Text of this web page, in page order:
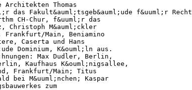
Thomas
das Fakult&auml;tsgeb&auml;ude f&uuml;r Recht
CH-Chur, f&uuml;r das
Christoph M&auml;ckler
Frankfurt/Main, Beniamino
Caserta und Hans
Dominium, K&ouml;ln aus.
Max Dudler, Berlin,
Kaufhaus K&ouml;nigsallee,
Frankfurt/Main; Titus
bei M&uuml;nchen; Kaspar
zum